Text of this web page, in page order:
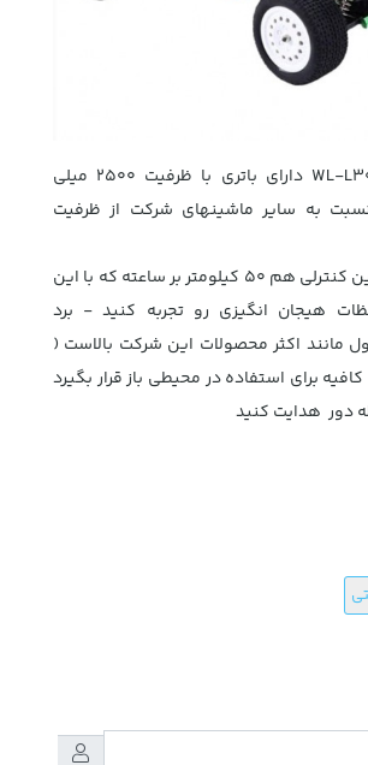
ماشین کنترلی WL-L303 دارای باتری با ظرفیت 2500 میلی
به سایر ماشینهای شرکت از ظرفیت
اما سرعت این ماشین کنترلی هم 50 کیلومتر بر ساعته که با این
هیجان انگیزی رو تجربه کنید - برد
مانند اکثر محصولات این شرکت بالاست (
کافیه برای استفاده در محیطی باز قرار بگیرد
دور هدایت کنید